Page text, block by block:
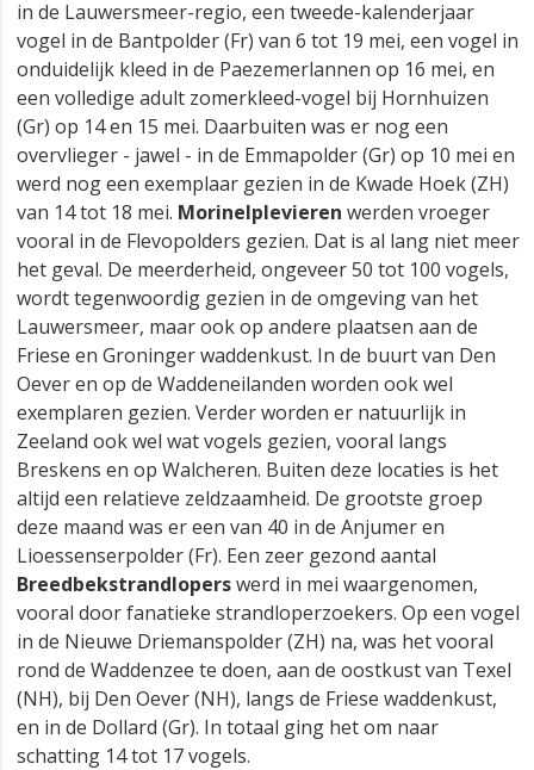
in de Lauwersmeer-regio, een tweede-kalenderjaar
vogel in de Bantpolder (Fr) van 6 tot 19 mei, een vogel in
onduidelijk kleed in de Paezemerlannen op 16 mei, en
een volledige adult zomerkleed-vogel bij Hornhuizen
(Gr) op 14 en 15 mei. Daarbuiten was er nog een
overvlieger - jawel - in de Emmapolder (Gr) op 10 mei en
werd nog een exemplaar gezien in de Kwade Hoek (ZH)
van 14 tot 18 mei. Morinelplevieren werden vroeger
vooral in de Flevopolders gezien. Dat is al lang niet meer
het geval. De meerderheid, ongeveer 50 tot 100 vogels,
wordt tegenwoordig gezien in de omgeving van het
Lauwersmeer, maar ook op andere plaatsen aan de
Friese en Groninger waddenkust. In de buurt van Den
Oever en op de Waddeneilanden worden ook wel
exemplaren gezien. Verder worden er natuurlijk in
Zeeland ook wel wat vogels gezien, vooral langs
Breskens en op Walcheren. Buiten deze locaties is het
altijd een relatieve zeldzaamheid. De grootste groep
deze maand was er een van 40 in de Anjumer en
Lioessenserpolder (Fr). Een zeer gezond aantal
Breedbekstrandloperswerd in mei waargenomen,
vooral door fanatieke strandloperzoekers. Op een vogel
in de Nieuwe Driemanspolder (ZH) na, was het vooral
rond de Waddenzee te doen, aan de oostkust van Texel
(NH), bij Den Oever (NH), langs de Friese waddenkust,
en in de Dollard (Gr). In totaal ging het om naar
schatting 14 tot 17 vogels.